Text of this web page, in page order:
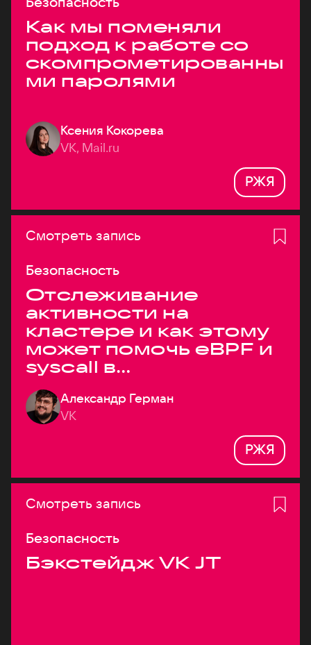
Как мы поменяли
подход к работе со
скомпрометированны
ми паролями
Ксения Кокорева
VK, Mail.ru
РЖЯ
Смотреть запись
Безопасность
Отслеживание
активности на
кластере и как этому
может помочь eBPF и
syscall в
высоконагруженных
системах
Александр Герман
VK
РЖЯ
Смотреть запись
Безопасность
Бэкстейдж VK JT